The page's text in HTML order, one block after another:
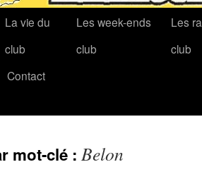
La vie du
club
Les week-ends
club
Les
club
Contact
mot-clé : Belon